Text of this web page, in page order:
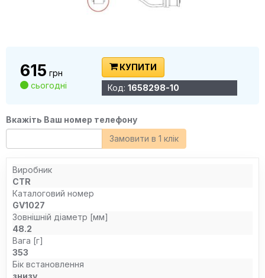
615 грн
сьогодні
КУПИТИ
Код: 1658298-10
Вкажіть Ваш номер телефону
Замовити в 1 клік
Виробник
CTR
Каталоговий номер
GV1027
Зовнішній діаметр [мм]
48.2
Вага [г]
353
Бік встановлення
знизу